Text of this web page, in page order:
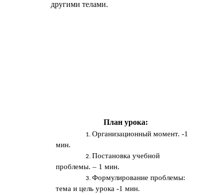
другими телами.
План урока:
Организационный момент. -1
мин.
Постановка учебной
проблемы. – 1 мин.
Формулирование проблемы:
тема и цель урока -1 мин.